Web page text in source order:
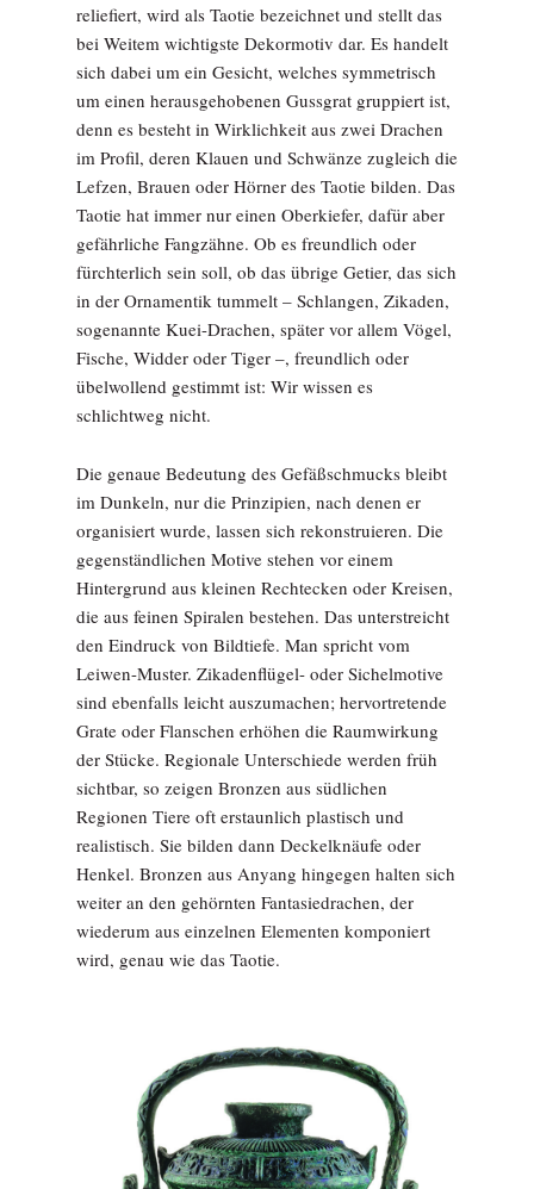
reliefiert, wird als Taotie bezeichnet und stellt das
bei Weitem wichtigste Dekormotiv dar. Es handelt
sich dabei um ein Gesicht, welches symmetrisch
um einen herausgehobenen Gussgrat gruppiert ist,
denn es besteht in Wirklichkeit aus zwei Drachen
im Profil, deren Klauen und Schwänze zugleich die
Lefzen, Brauen oder Hörner des Taotie bilden. Das
Taotie hat immer nur einen Oberkiefer, dafür aber
gefährliche Fangzähne. Ob es freundlich oder
fürchterlich sein soll, ob das übrige Getier, das sich
in der Ornamentik tummelt – Schlangen, Zikaden,
sogenannte Kuei-Drachen, später vor allem Vögel,
Fische, Widder oder Tiger –, freundlich oder
übelwollend gestimmt ist: Wir wissen es
schlichtweg nicht.
Die genaue Bedeutung des Gefäßschmucks bleibt
im Dunkeln, nur die Prinzipien, nach denen er
organisiert wurde, lassen sich rekonstruieren. Die
gegenständlichen Motive stehen vor einem
Hintergrund aus kleinen Rechtecken oder Kreisen,
die aus feinen Spiralen bestehen. Das unterstreicht
den Eindruck von Bildtiefe. Man spricht vom
Leiwen-Muster. Zikadenflügel- oder Sichelmotive
sind ebenfalls leicht auszumachen; hervortretende
Grate oder Flanschen erhöhen die Raumwirkung
der Stücke. Regionale Unterschiede werden früh
sichtbar, so zeigen Bronzen aus südlichen
Regionen Tiere oft erstaunlich plastisch und
realistisch. Sie bilden dann Deckelknäufe oder
Henkel. Bronzen aus Anyang hingegen halten sich
weiter an den gehörnten Fantasiedrachen, der
wiederum aus einzelnen Elementen komponiert
wird, genau wie das Taotie.